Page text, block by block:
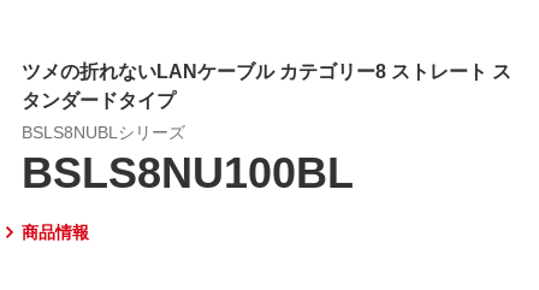
ツメの折れないLANケーブル カテゴリー8 ストレート ス
タンダードタイプ
BSLS8NUBLシリーズ
BSLS8NU100BL
商品情報